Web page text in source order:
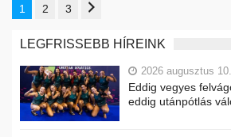
1 2 3
LEGFRISSEBB HÍREINK
2026 augusztus 10.
Eddig vegyes
eddig utánpótlás